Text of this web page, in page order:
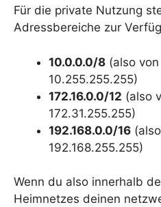
Für die private Nutzung
Adressbereiche zur
10.0.0.0/8 (also
10.255.255.255)
172.16.0.0/12 (also
172.31.255.255)
192.168.0.0/16
192.168.255.255)
Wenn du also innerhalb
Heimnetzes deinen